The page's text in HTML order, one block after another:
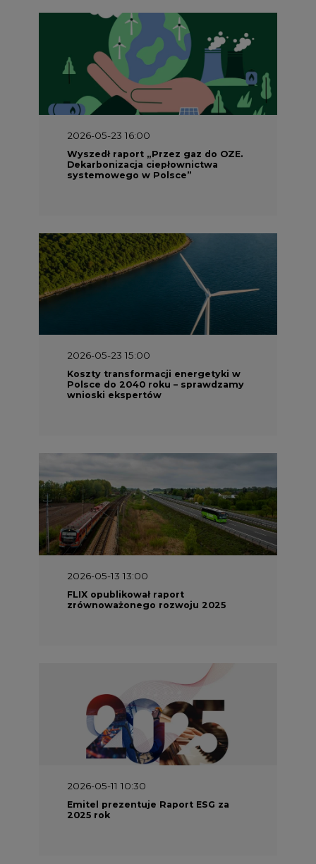
2026-05-23 16:00
Wyszedł raport „Przez gaz do OZE.
Dekarbonizacja ciepłownictwa
systemowego w Polsce”
Koszty transformacji energetyki w
Polsce do 2040 roku – sprawdzamy
2026-05-13 13:00
FLIX opublikował raport
zrównoważonego rozwoju 2025
2026-05-11 10:30
Emitel prezentuje Raport ESG za
2025 rok